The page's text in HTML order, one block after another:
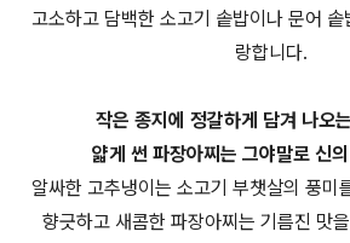
고소하고 담백한 소고기 솥밥이나 문어
랑합니다.
작은 종지에 정갈하게 담겨 나오
얇게 썬 파장아찌는 그야말로 신
알싸한 고추냉이는 소고기 부챗살의 풍미
향긋하고 새콤한 파장아찌는 기름진 맛